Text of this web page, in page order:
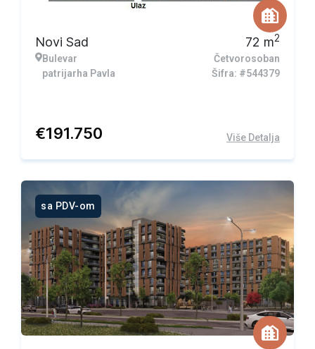
Novi Sad
Bulevar
patrijarha Pavla
72 m2
Četvorosoban
Šifra: #544379
€191.750 Više Detalja
sa PDV-om